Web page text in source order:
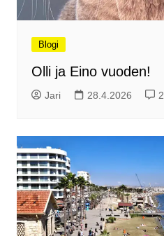
Blogi
Olli ja Eino vuoden!
Jari 28.4.2026 2